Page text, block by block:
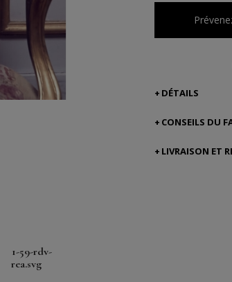
DÉTAILS
CONSEILS DU
LIVRAISON ET